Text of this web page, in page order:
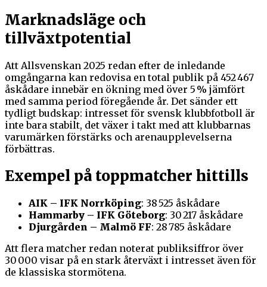
Marknadsläge och
tillväxtpotential
Att Allsvenskan 2025 redan efter de inledande
omgångarna kan redovisa en total publik på 452 467
åskådare innebär en ökning med över 5 % jämfört
med samma period föregående år. Det sänder ett
tydligt budskap: intresset för svensk klubbfotboll är
inte bara stabilt, det växer i takt med att klubbarnas
varumärken förstärks och arenaupplevelserna
förbättras.
Exempel på toppmatcher hittills
AIK – IFK Norrköping: 38 525 åskådare
Hammarby – IFK Göteborg: 30 217 åskådare
Djurgården – Malmö FF: 28 785 åskådare
Att flera matcher redan noterat publiksiffror över
30 000 visar på en stark återväxt i intresset även för
de klassiska stormötena.